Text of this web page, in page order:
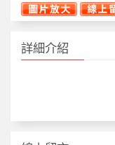
詳細介紹